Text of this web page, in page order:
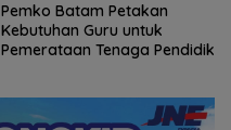
Pemko Batam Petakan
Kebutuhan Guru untuk
Pemerataan Tenaga Pendidik